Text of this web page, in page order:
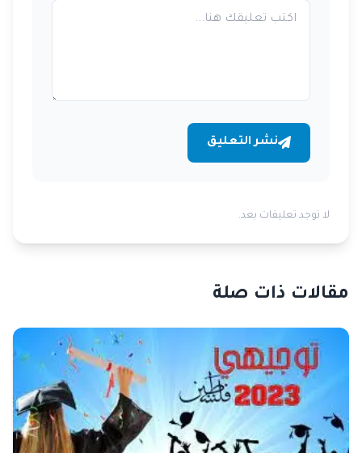
نشر التعليق
لا توجد تعليقات بعد.
مقالات ذات صلة